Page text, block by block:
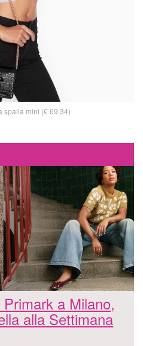
spalla mini (€ 69,34)
a Milano,
alla Settimana